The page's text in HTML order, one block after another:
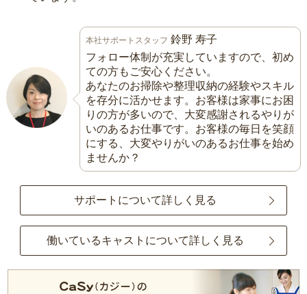
本社サポートスタッフ 鈴野 寿子
フォロー体制が充実していますので、初め
ての方もご安心ください。
あなたのお掃除や整理収納の経験やスキル
を存分に活かせます。お客様は家事にお困
りの方が多いので、大変感謝されるやりが
いのあるお仕事です。お客様の毎日を笑顔
にする、大変やりがいのあるお仕事を始め
ませんか？
サポートについて詳しく見る
働いているキャストについて詳しく見る